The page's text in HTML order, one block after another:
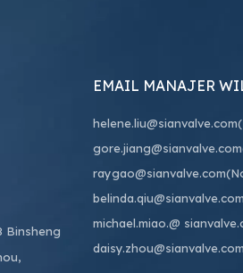
Binsheng
EMAIL MANAJER
helene.liu@sianvalve.com
gore.jiang@sianvalve.com
raygao@sianvalve.com
belinda.qiu@sianvalve.com
michael.miao.@
daisy.zhou@sianvalve.com